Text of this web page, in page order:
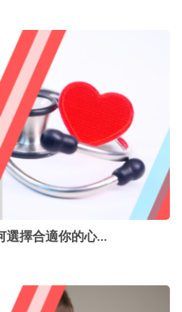
選擇合適你的心…